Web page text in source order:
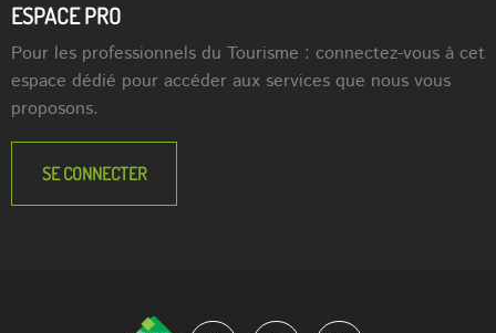
ESPACE PRO
Pour les professionnels du Tourisme : connectez-vous à cet
espace dédié pour accéder aux services que nous vous
proposons.
SE CONNECTER